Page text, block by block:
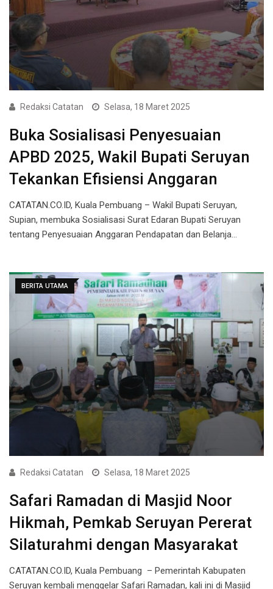
Redaksi Catatan Selasa, 18 Maret 2025
Buka Sosialisasi Penyesuaian
APBD 2025, Wakil Bupati Seruyan
Tekankan Efisiensi Anggaran
CATATAN.CO.ID, Kuala Pembuang – Wakil Bupati Seruyan,
Supian, membuka Sosialisasi Surat Edaran Bupati Seruyan
tentang Penyesuaian Anggaran Pendapatan dan Belanja…
BERITA UTAMA
Redaksi Catatan Selasa, 18 Maret 2025
Safari Ramadan di Masjid Noor
Hikmah, Pemkab Seruyan Pererat
Silaturahmi dengan Masyarakat
CATATAN.CO.ID, Kuala Pembuang – Pemerintah Kabupaten
Seruyan kembali menggelar Safari Ramadan, kali ini di Masjid